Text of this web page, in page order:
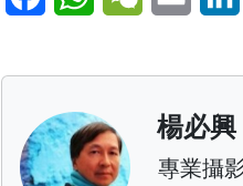
楊必興
專業攝